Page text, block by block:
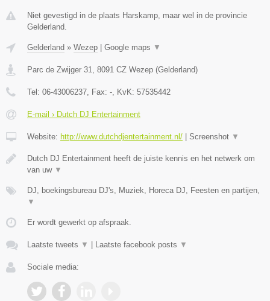
Niet gevestigd in de plaats Harskamp, maar wel in de provincie
Gelderland.
Gelderland » Wezep Google maps ▼
Parc de Zwijger 31, 8091 CZ Wezep (Gelderland)
Tel: 06-43006237, Fax: -, KvK: 57535442
E-mail › Dutch DJ Entertainment
Website: http://www.dutchdjentertainment.nl/ Screenshot ▼
Dutch DJ Entertainment heeft de juiste kennis en het netwerk om
van uw ▼
DJ, boekingsbureau DJ's, Muziek, Horeca DJ, Feesten en partijen,
▼
Er wordt gewerkt op afspraak.
Laatste tweets ▼ Laatste facebook posts ▼
Sociale media: